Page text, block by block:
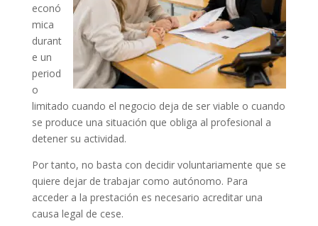
econó
mica
durant
e un
period
o
limitado cuando el negocio deja de ser viable o cuando
se produce una situación que obliga al profesional a
detener su actividad.
Por tanto, no basta con decidir voluntariamente que se
quiere dejar de trabajar como autónomo. Para
acceder a la prestación es necesario acreditar una
causa legal de cese.